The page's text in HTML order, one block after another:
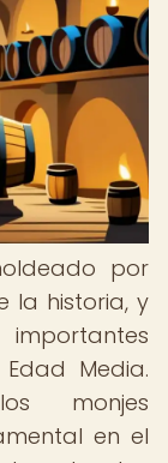
por
la historia, y
Media.
monjes
en el